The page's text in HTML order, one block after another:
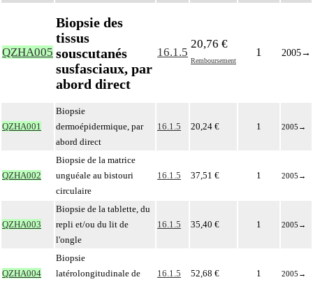
QZHA005
Biopsie des
tissus
souscutanés
susfasciaux, par
abord direct
16.1.5
20,76 €
Remboursement
1 2005→
QZHA001
Biopsie
dermoépidermique, par
abord direct
16.1.5 20,24 € 1 2005 →
QZHA002
Biopsie de la matrice
unguéale au bistouri
circulaire
16.1.5 37,51 € 1 2005 →
QZHA003
Biopsie de la tablette, du
repli et/ou du lit de
l'ongle
16.1.5 35,40 € 1 2005 →
QZHA004
Biopsie
latérolongitudinale de
16.1.5 52,68 € 1 2005 →